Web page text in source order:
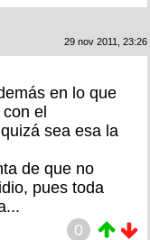
29 nov 2011, 23:26
en lo que
el
sea esa la
de que no
pues toda
0